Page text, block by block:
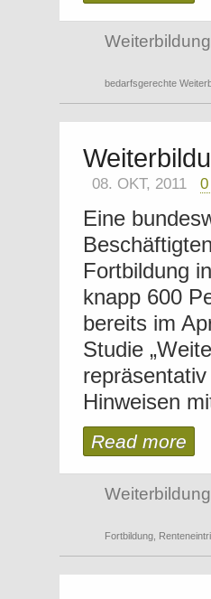
Weiterbildung
bedarfsgerechte
08. OKT, 2011
Eine
Fortbildung
knapp 600
bereits im
Studie
Hinweisen
Read more
Weiterbildung
Fortbildung